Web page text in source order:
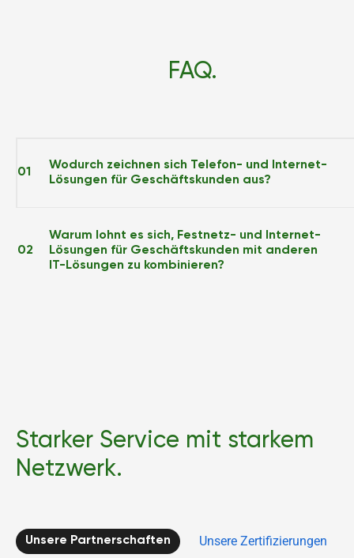
FAQ.
01
Wodurch zeichnen sich Telefon- und Internet-
Lösungen für Geschäftskunden aus?
02
Warum lohnt es sich, Festnetz- und Internet-
Lösungen für Geschäftskunden mit anderen
IT-Lösungen zu kombinieren?
Starker Service mit starkem
Netzwerk.
Unsere Partnerschaften Unsere Zertifizierungen